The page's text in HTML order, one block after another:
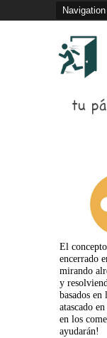
El
encerrado
mirando
y
basados en
atascado
en los
ayudarán!